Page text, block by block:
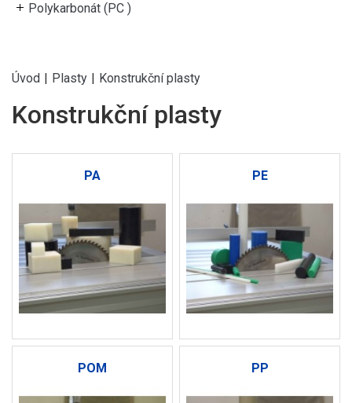
Polykarbonát (PC )
Úvod | Plasty | Konstrukční plasty
Konstrukční plasty
PA PE
POM PP